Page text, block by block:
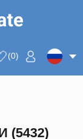
(0)
(5432)